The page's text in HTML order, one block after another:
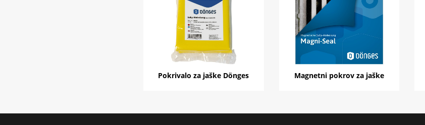
Pokrivalo za jaške Dönges Magnetni pokrov za jaške